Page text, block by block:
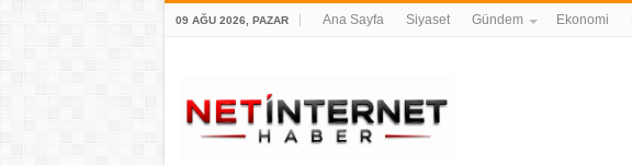
09 AĞU 2026, PAZAR Ana Sayfa Siyaset Gündem Ekonomi